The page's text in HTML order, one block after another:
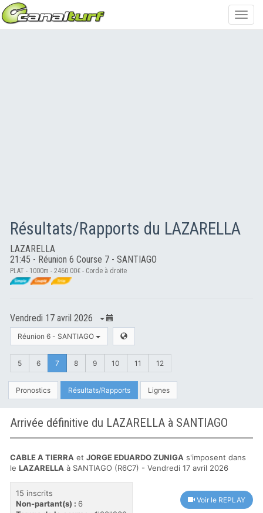
Résultats/Rapports du LAZARELLA
LAZARELLA
21:45 - Réunion 6 Course 7 - SANTIAGO
PLAT - 1000m - 2460.00€ - Corde à droite
Vendredi 17 avril 2026
Réunion 6 - SANTIAGO
5 6 7 8 9 10 11 12
Pronostics Résultats/Rapports Lignes
Arrivée définitive du LAZARELLA à SANTIAGO
CABLE A TIERRA et JORGE EDUARDO ZUNIGA s'imposent dans
le LAZARELLA à SANTIAGO (R6C7) - Vendredi 17 avril 2026
15 inscrits
Non-partant(s) : 6
Voir le REPLAY